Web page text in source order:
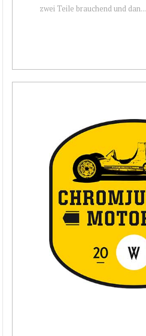
zwei Teile brauchend und dan...